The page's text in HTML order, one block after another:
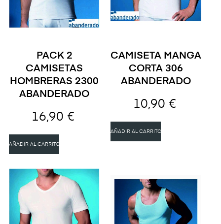
PACK 2
CAMISETAS
HOMBRERAS 2300
ABANDERADO
16,90 €
AÑADIR AL CARRITO
CAMISETA MANGA
CORTA 306
ABANDERADO
10,90 €
AÑADIR AL CARRITO